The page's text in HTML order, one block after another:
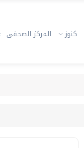
كنوز المركز الصحفى